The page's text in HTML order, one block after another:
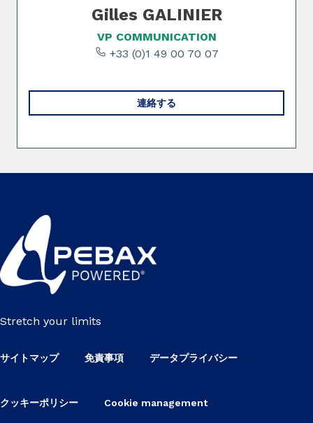
Gilles GALINIER
VP COMMUNICATION
+33 (0)1 49 00 70 07
連絡する
Stretch your limits
サイトマップ 免責事項 データプライバシー
クッキーポリシー Cookie management